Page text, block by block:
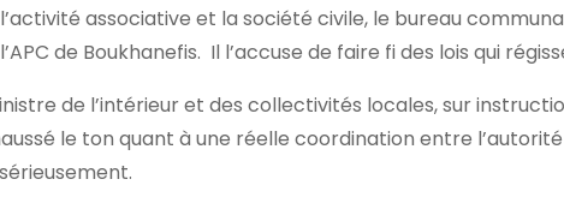
associative et la société civile, le bureau
de Boukhanefis. Il l’accuse de faire fi des lois qui
de l’intérieur et des collectivités locales, sur
le ton quant à une réelle coordination entre